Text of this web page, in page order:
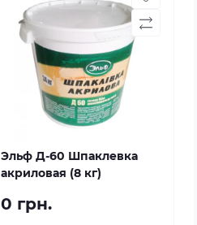
Эльф Д-60 Шпаклевка
акриловая (8 кг)
0 грн.